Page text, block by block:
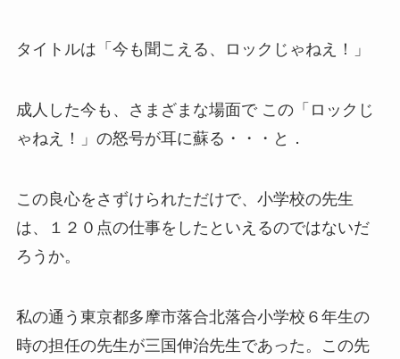
タイトルは「今も聞こえる、ロックじゃねえ！」
成人した今も、さまざまな場面で この「ロックじ
ゃねえ！」の怒号が耳に蘇る・・・と．
この良心をさずけられただけで、小学校の先生
は、１２０点の仕事をしたといえるのではないだ
ろうか。
私の通う東京都多摩市落合北落合小学校６年生の
時の担任の先生が三国伸治先生であった。この先